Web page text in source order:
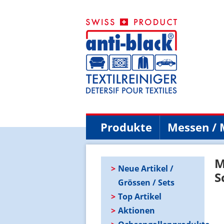
Produkte Messen /
Neue Artikel /
Grössen / Sets
Top Artikel
Aktionen